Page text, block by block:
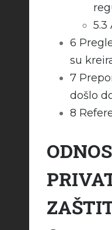
5.3
6
su
7
došlo
8